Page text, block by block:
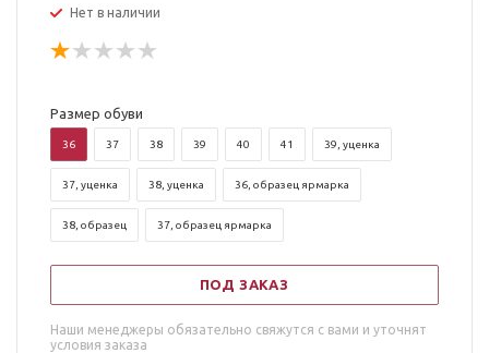
Нет в наличии
Размер обуви
36 37 38 39 40 41 39, уценка
37, уценка 38, уценка 36, образец ярмарка
38, образец 37, образец ярмарка
ПОД ЗАКАЗ
Наши менеджеры обязательно свяжутся с вами и уточнят
условия заказа